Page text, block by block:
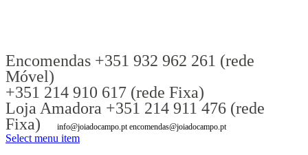
Encomendas +351 932 962 261 (rede
Móvel)
+351 214 910 617 (rede Fixa)
Loja Amadora +351 214 911 476 (rede
Fixa)
info@joiadocampo.pt encomendas@joiadocampo.pt
Select menu item